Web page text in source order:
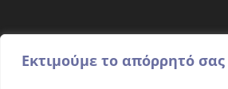
Εκτιμούμε το απόρρητό σας